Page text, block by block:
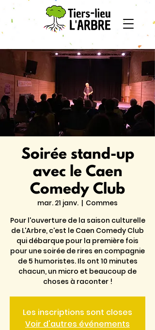
Soirée stand-up
avec le Caen
Comedy Club
mar. 21 janv.
  |
Commes
Pour l'ouverture de la saison culturelle
de L'Arbre, c'est le Caen Comedy Club
qui débarque pour la première fois
pour une soirée de rires en compagnie
de 5 humoristes. Ils ont 10 minutes
chacun, un micro et beaucoup de
Les inscriptions sont closes
Voir d'autres événements